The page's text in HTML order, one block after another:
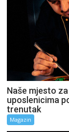
Naše mjesto
uposlenicima
trenutak
Magazin